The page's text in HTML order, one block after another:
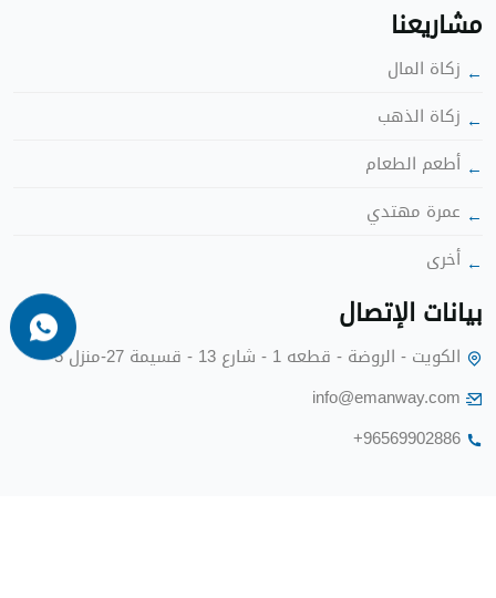
شاريعنا
زكاة الما
زكاة الذهب
أطعم الطعا
عمرة مهتدي
أخرى
بيانات الإتصا
الكويت - الروضة - قطعه 1 - شارع 13 - قسيمة 27-منزل 5
info@emanway.com
+96569902886